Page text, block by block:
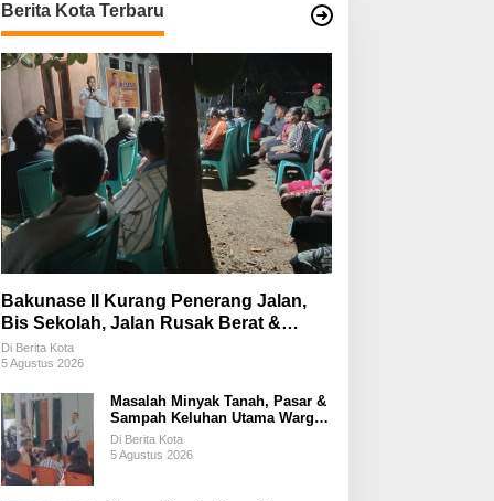
Berita Kota Terbaru
Bakunase II Kurang Penerang Jalan,
Bis Sekolah, Jalan Rusak Berat &
Susah Pupuk Subsidi
Di Berita Kota
5 Agustus 2026
Masalah Minyak Tanah, Pasar &
Sampah Keluhan Utama Warga
Airnona
Di Berita Kota
5 Agustus 2026